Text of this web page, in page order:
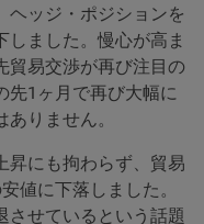
ヘッジ・ポジションを
ました。慢心が高ま
貿易交渉が再び注目の
先1ヶ月で再び大幅に
りません。
昇にも拘わらず、貿易
値に下落しました。
させているという話題